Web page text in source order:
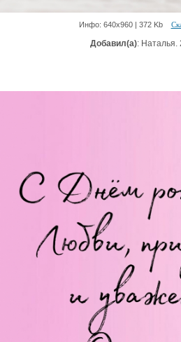
Инфо: 640х960 | 372 Kb
Добавил(а): Наталья.